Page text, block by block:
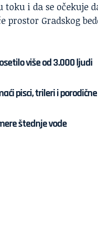
i da se očekuje
prostor Gradskog
više od 3.000 ljudi
pisci, trileri i
štednje vode